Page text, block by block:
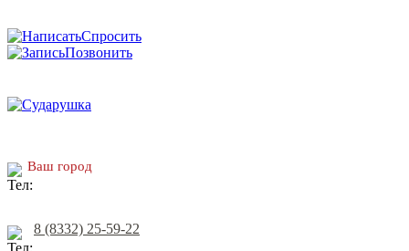
Спросить
Позвонить
Ваш город
8 (8332) 25-59-22